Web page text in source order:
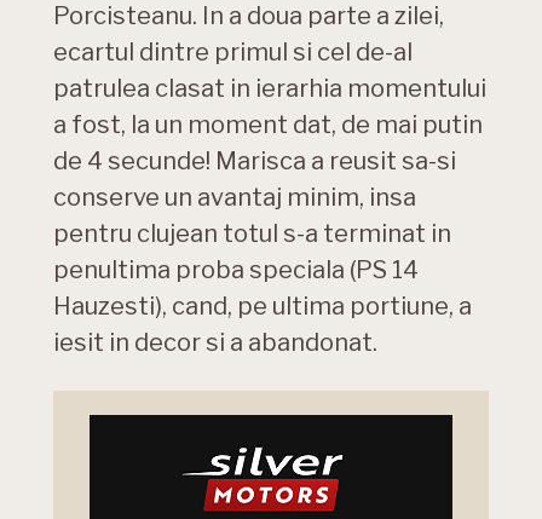
Porcisteanu. In a doua parte a zilei,
ecartul dintre primul si cel de-al
patrulea clasat in ierarhia momentului
a fost, la un moment dat, de mai putin
de 4 secunde! Marisca a reusit sa-si
conserve un avantaj minim, insa
pentru clujean totul s-a terminat in
penultima proba speciala (PS 14
Hauzesti), cand, pe ultima portiune, a
iesit in decor si a abandonat.